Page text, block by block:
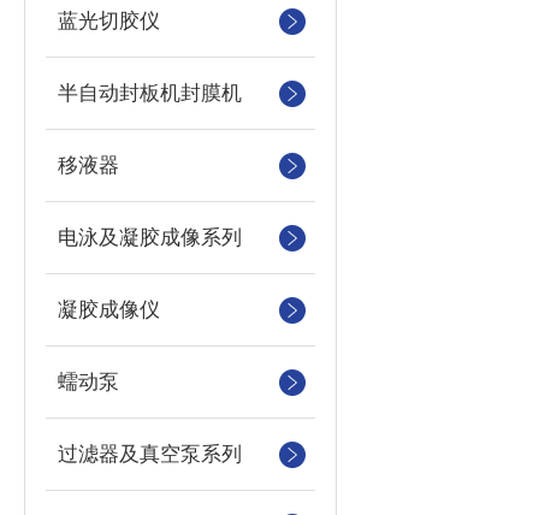
蓝光切胶仪
半自动封板机封膜机
移液器
电泳及凝胶成像系列
凝胶成像仪
蠕动泵
过滤器及真空泵系列